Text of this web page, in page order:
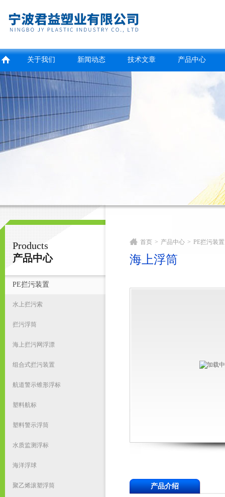
宁波君益塑业有限公司
关于我们 新闻动态 技术文章 产品中心
Products
产品中心
PE拦污装置
水上拦污索
拦污浮筒
海上拦污网浮漂
组合式拦污装置
航道警示锥形浮标
塑料航标
塑料警示浮筒
水质监测浮标
海洋浮球
聚乙烯滚塑浮筒
首页 > 产品中心 > PE拦污装置
海上浮筒
产品介绍